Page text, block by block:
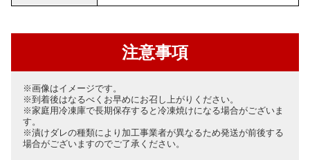
注意事項
※画像はイメージです。
※到着後はなるべくお早めにお召し上がりください。
※家庭用冷凍庫で長期保存すると冷凍焼けになる場合がございま
す。
※漬けダレの種類により加工事業者が異なるため発送が前後する
場合がございますのでご了承ください。